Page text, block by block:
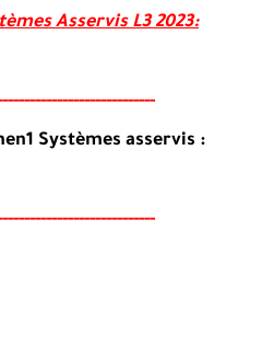
Asservis L3 2023:
-
Systèmes asservis :
-